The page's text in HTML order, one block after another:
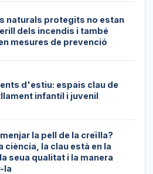
naturals protegits no estan
dels incendis i també
mesures de prevenció
d'estiu: espais clau de
infantil i juvenil
la pell de la creïlla?
ciència, la clau està en la
seua qualitat i la manera
la